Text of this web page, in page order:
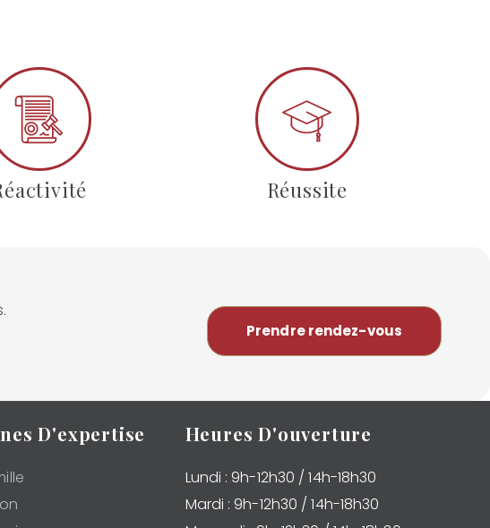
Réussite
Prendre rendez-vous
D'expertise Heures D'ouverture
Lundi : 9h-12h30 / 14h-18h30
Mardi : 9h-12h30 / 14h-18h30